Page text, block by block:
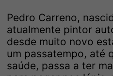
Pedro Carreno,
atualmente pintor
desde muito novo
um passatempo, até
saúde, passa a ter